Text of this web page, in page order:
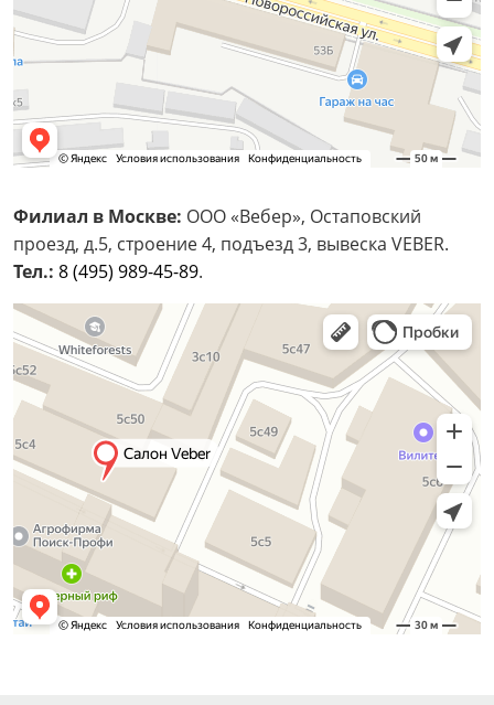
Филиал в Москве: ООО «Вебер», Остаповский
проезд, д.5, строение 4, подъезд 3, вывеска VEBER.
Тел.: 8 (495) 989-45-89.